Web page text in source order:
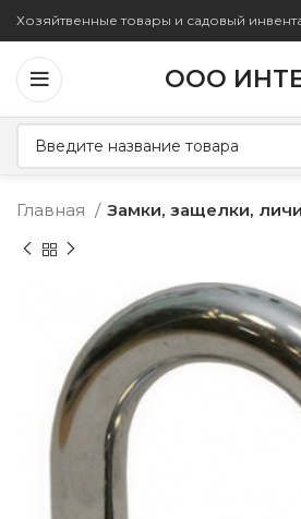
Хозяйтвенные товары и садовый
ООО
Главная Замки, защелки,